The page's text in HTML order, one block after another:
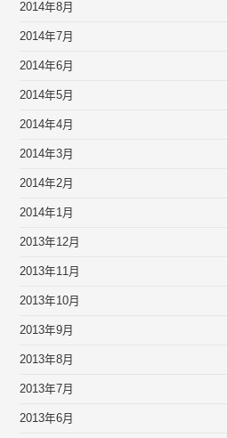
2014年8月
2014年7月
2014年6月
2014年5月
2014年4月
2014年3月
2014年2月
2014年1月
2013年12月
2013年11月
2013年10月
2013年9月
2013年8月
2013年7月
2013年6月